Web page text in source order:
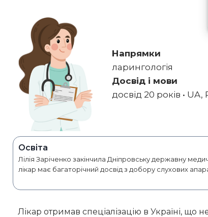
Напрямки
ларингологія
Досвід і мови
досвід 20 років • UA,
Освіта
Лілія Заріченко закінчила Дніпровську державну
лікар має багаторічний досвід з добору слухових
Лікар отримав спеціалізацію в Україні, що